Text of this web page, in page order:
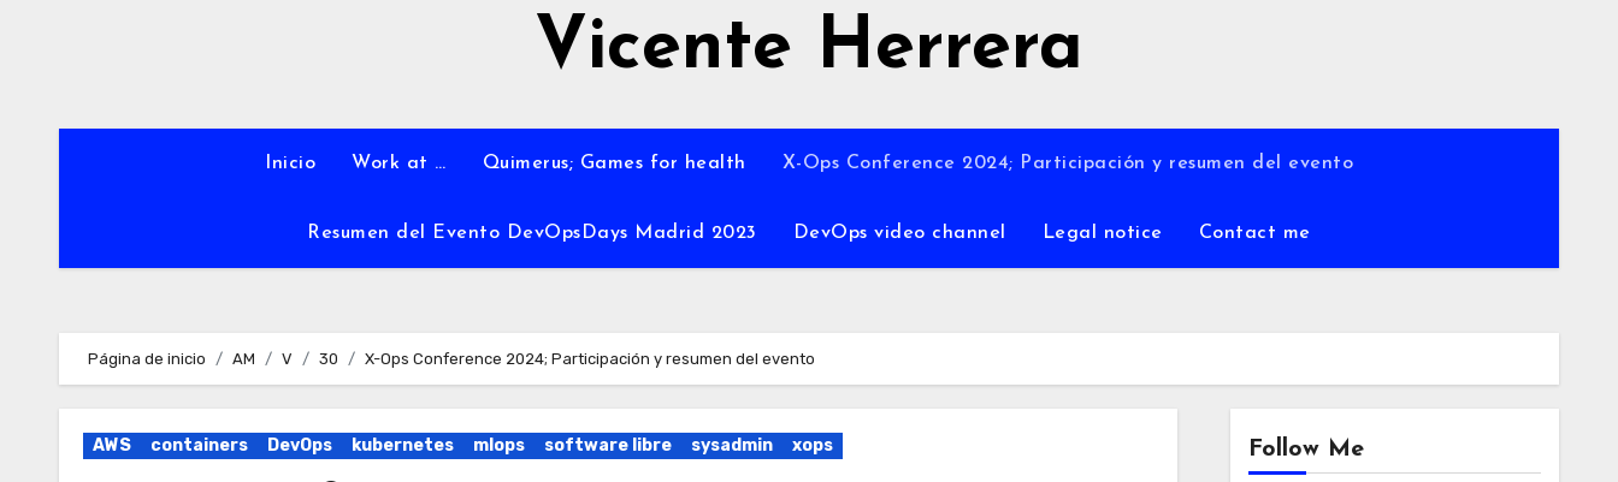
Vicente Herrera
Inicio Work at … Quimerus; Games for health X-Ops Conference 2024; Participación y resumen del evento
Resumen del Evento DevOpsDays Madrid 2023 DevOps video channel Legal notice Contact me
Página de inicio AM V 30 X-Ops Conference 2024; Participación y resumen del evento
AWS containers DevOps kubernetes mlops software libre sysadmin xops Follow Me